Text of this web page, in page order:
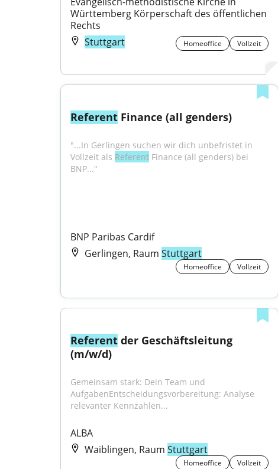
Württemberg Körperschaft des öffentlichen
Rechts
Stuttgart
Homeoffice Vollzeit
Referent Finance (all genders)
"...In Gerlingen suchen wir dich unbefristet in
Vollzeit als Referent Finance (all genders) bei
BNP..."
BNP Paribas Cardif
Gerlingen, Raum Stuttgart
Homeoffice Vollzeit
Referent der Geschäftsleitung
(m/w/d)
Gemeinsam stark: Dein Team und
AufgabenEntscheidungsvorbereitung: Analyse
relevanter Kennzahlen...
ALBA
Waiblingen, Raum Stuttgart
Homeoffice Vollzeit